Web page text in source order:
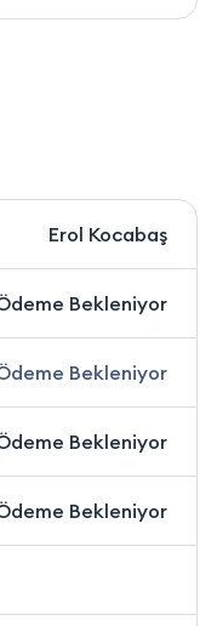
Erol Kocabaş
Bekleniyor
Bekleniyor
Bekleniyor
Bekleniyor